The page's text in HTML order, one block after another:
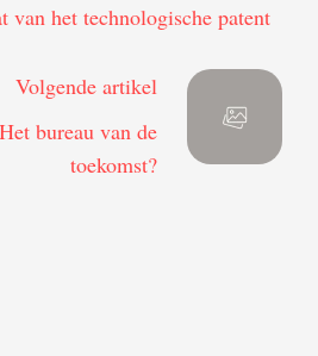
van het technologische patent
Volgende artikel
bureau van de
toekomst?